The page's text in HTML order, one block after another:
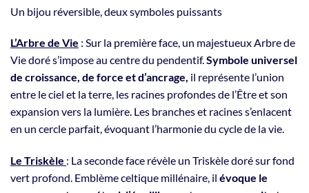
Un bijou réversible, deux symboles puissants
L’Arbre de Vie : Sur la première face, un majestueux Arbre de
Vie doré s’impose au centre du pendentif.Symbole universel
de croissance, de force et d’ancrage, il représente l’union
entre le ciel et la terre, les racines profondes de l’Être et son
expansion vers la lumière. Les branches et racines s’enlacent
en un cercle parfait, évoquant l’harmonie du cycle de la vie.
Le Triskèle : La seconde face révèle un Triskèle doré sur fond
vert profond. Emblème celtique millénaire, il évoque le